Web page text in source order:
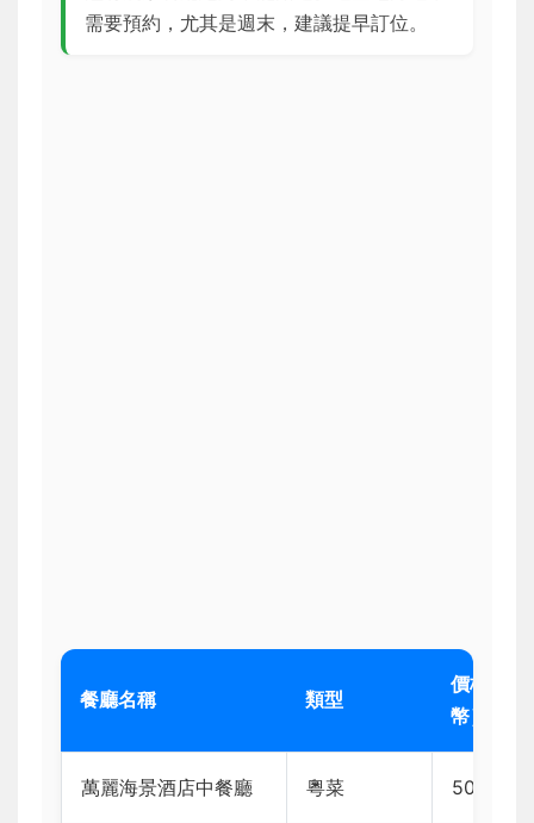
需要預約，尤其是週末，建議提早訂位。
餐廳名稱 類型
價格範圍
幣）
萬麗海景酒店中餐廳 粵菜 500-